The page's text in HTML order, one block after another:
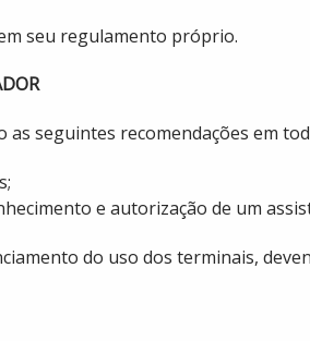
seu regulamento próprio.
seguintes recomendações em
e autorização de um
do uso dos terminais,